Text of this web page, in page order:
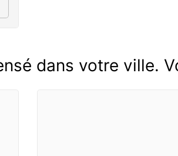
dans votre ville.